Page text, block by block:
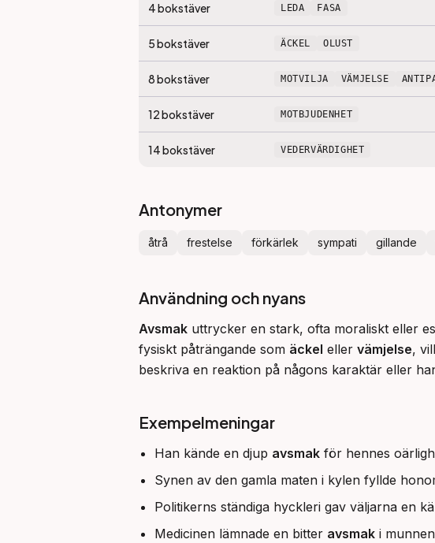
4bokstäver LEDA FASA
5bokstäver ÄCKEL OLUST
8bokstäver MOTVILJA VÄMJELSE
12bokstäver MOTBJUDENHET
14bokstäver VEDERVÄRDIGHET
Antonymer
åtrå frestelse förkärlek sympati gillande
Användning och nyans
Avsmak uttrycker en stark, ofta moraliskt eller
fysiskt påträngande som äckel eller vämjelse,
beskriva en reaktion på någons karaktär eller
Exempelmeningar
Han kände en djup avsmak för hennes
Synen av den gamla maten i kylen fyllde
Politikerns ständiga hyckleri gav väljarna en
Medicinen lämnade en bitter avsmak i